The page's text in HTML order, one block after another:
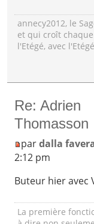
annecy2012, le
et qui croît
l'Etégé, avec
Re: Adrien
Thomasson
pardalla
2:12 pm
Buteur hier avec
La première